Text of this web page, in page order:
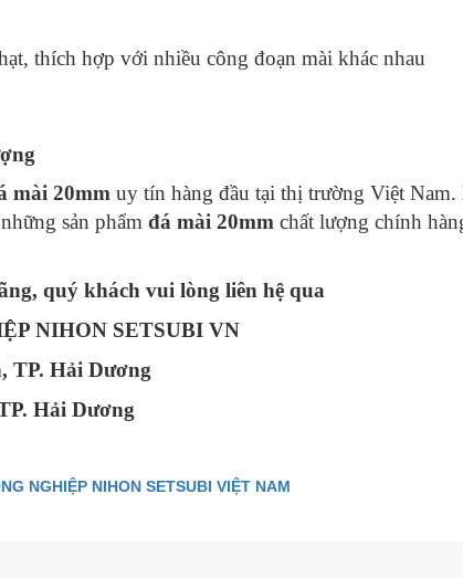
thích hợp với nhiều công đoạn mài khác nhau
mài 20mm uy tín hàng đầu tại thị trường Việt Nam.
sản phẩm đá mài 20mm chất lượng chính
quý khách vui lòng liên hệ qua
NIHON SETSUBI VN
TP. Hải Dương
Hải Dương
NGHIỆP NIHON SETSUBI VIỆT NAM